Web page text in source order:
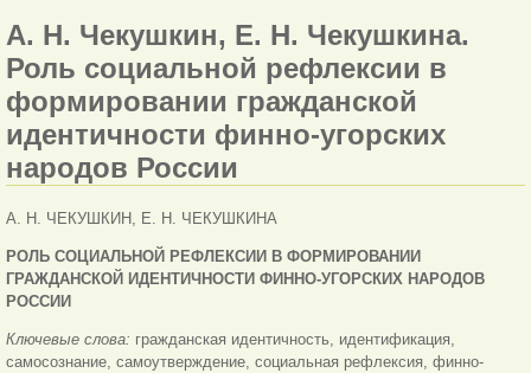
А. Н. Чекушкин, Е. Н. Чекушкина.
Роль социальной рефлексии в
формировании гражданской
идентичности финно-угорских
народов России
А. Н. ЧЕКУШКИН, Е. Н. ЧЕКУШКИНА
РОЛЬ СОЦИАЛЬНОЙ РЕФЛЕКСИИ В ФОРМИРОВАНИИ
ГРАЖДАНСКОЙ ИДЕНТИЧНОСТИ ФИННО-УГОРСКИХ НАРОДОВ
РОССИИ
Ключевые слова: гражданская идентичность, идентификация,
самосознание, самоутверждение, социальная рефлексия, финно-